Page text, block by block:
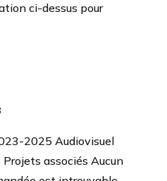
ci-dessus pour
2025 Audiovisuel
associés Aucun